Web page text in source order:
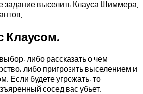
задание выселить Клауса Шиммера.
Клаусом.
либо рассказать о чем
либо пригрозить выселением и
Если будете угрожать, то
сосед вас убьет.